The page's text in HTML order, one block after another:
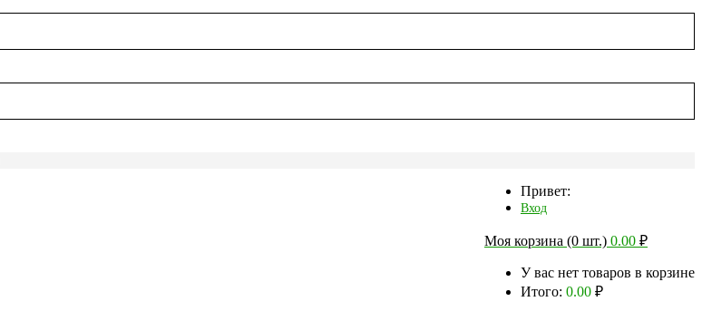
Привет:
Вход
Моя корзина (0 шт.) 0.00 ₽
У вас нет товаров в корзине
Итого: 0.00 ₽